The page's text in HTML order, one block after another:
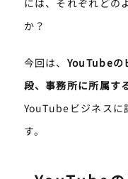
か？
今回は、 YouTubeの
段、事務所に所属す
YouTubeビジネスに
す。